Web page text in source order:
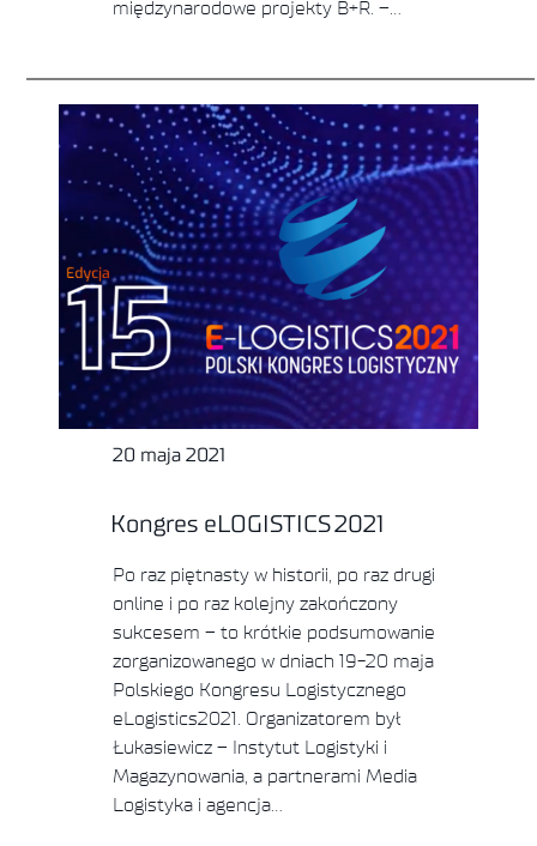
międzynarodowe projekty B+R. –…
20 maja 2021
Kongres eLOGISTICS 2021
Po raz piętnasty w historii, po raz drugi
online i po raz kolejny zakończony
sukcesem – to krótkie podsumowanie
zorganizowanego w dniach 19-20 maja
Polskiego Kongresu Logistycznego
eLogistics2021. Organizatorem był
Łukasiewicz – Instytut Logistyki i
Magazynowania, a partnerami Media
Logistyka i agencja…